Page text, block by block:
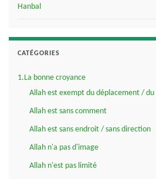
Hanbal
CATÉGORIES
1.La bonne croyance
Allah est exempt du déplacement /
Allah est sans comment
Allah est sans endroit / sans direction
Allah n'a pas d'image
Allah n'est pas limité